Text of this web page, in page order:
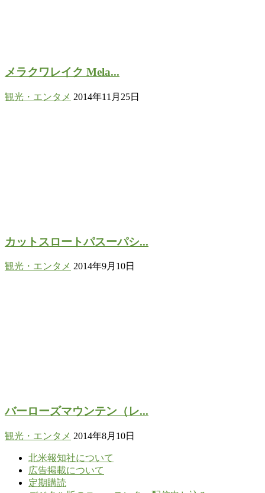
メラクワレイク Mela...
観光・エンタメ 2014年11月25日
カットスロートパスーパシ...
観光・エンタメ 2014年9月10日
バーローズマウンテン（レ...
観光・エンタメ 2014年8月10日
北米報知社について
広告掲載について
定期購読